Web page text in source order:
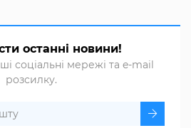
останні новини!
соціальні мережі та e-mail
розсилку.